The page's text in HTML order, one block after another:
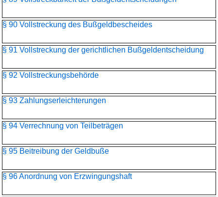
§ 90 Vollstreckung des Bußgeldbescheides
§ 91 Vollstreckung der gerichtlichen Bußgeldentscheidung
§ 92 Vollstreckungsbehörde
§ 93 Zahlungserleichterungen
§ 94 Verrechnung von Teilbeträgen
§ 95 Beitreibung der Geldbuße
§ 96 Anordnung von Erzwingungshaft